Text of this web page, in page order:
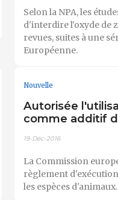
Selon la NPA, les
d'interdire l'oxyde de
revues, suites à une
Européenne.
Nouvelle
Autorisée
comme additif
19-Déc-2016
La Commission
règlement
les espèces d'animaux.